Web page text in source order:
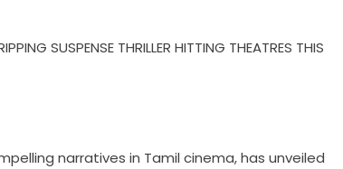
SUSPENSE THRILLER HITTING THEATRES THIS
narratives in Tamil cinema, has unveiled